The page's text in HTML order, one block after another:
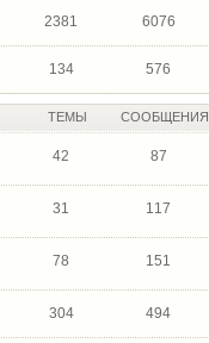
2381 6076
134 576
ТЕМЫ СООБЩЕНИЯ
42 87
31 117
78 151
304 494